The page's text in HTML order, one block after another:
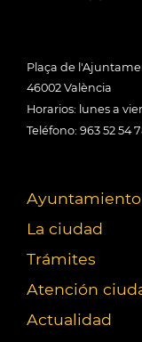
Plaça de
46002 València
Horarios: lunes a
Teléfono: 963 52 54
Ayuntamiento
La ciudad
Trámites
Atención
Actualidad